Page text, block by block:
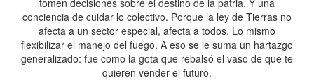
tomen decisiones sobre el destino de la patria. Y una
conciencia de cuidar lo colectivo. Porque la ley de Tierras no
afecta a un sector especial, afecta a todos. Lo mismo
flexibilizar el manejo del fuego. A eso se le suma un hartazgo
generalizado: fue como la gota que rebalsó el vaso de que te
quieren vender el futuro.